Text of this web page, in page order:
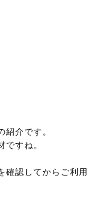
介です。
ですね。
確認してからご利用